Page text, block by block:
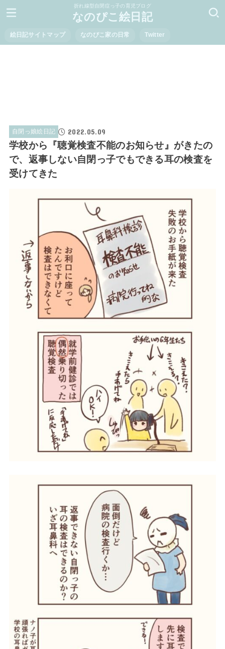
折れ線型自閉症っ子の育児ブログ
なのぴこ絵日記
絵日記サイトマップ なのぴこ家の日常 Twitter
自閉っ娘絵日記 2022.05.09
学校から『聴覚検査不能のお知らせ』がきたの
で、返事しない自閉っ子でもできる耳の検査を
受けてきた